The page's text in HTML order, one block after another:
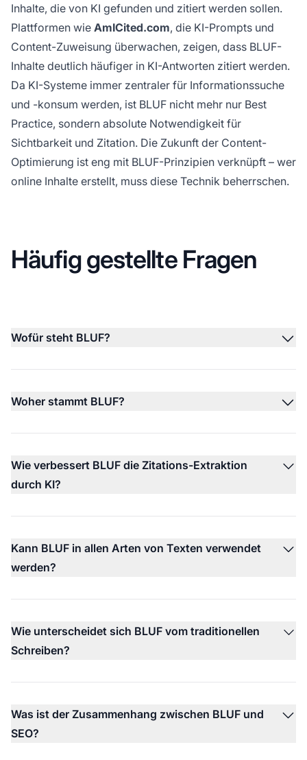
Inhalte, die von KI gefunden und zitiert werden sollen.
Plattformen wie AmICited.com, die KI-Prompts und
Content-Zuweisung überwachen, zeigen, dass BLUF-
Inhalte deutlich häufiger in KI-Antworten zitiert werden.
Da KI-Systeme immer zentraler für Informationssuche
und -konsum werden, ist BLUF nicht mehr nur Best
Practice, sondern absolute Notwendigkeit für
Sichtbarkeit und Zitation. Die Zukunft der Content-
Optimierung ist eng mit BLUF-Prinzipien verknüpft – wer
online Inhalte erstellt, muss diese Technik beherrschen.
Häufig gestellte Fragen
Wofür steht BLUF?
Woher stammt BLUF?
Wie verbessert BLUF die Zitations-Extraktion
durch KI?
Kann BLUF in allen Arten von Texten verwendet
werden?
Wie unterscheidet sich BLUF vom traditionellen
Schreiben?
Was ist der Zusammenhang zwischen BLUF und
SEO?